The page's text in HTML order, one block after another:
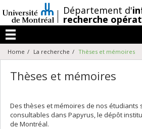
au
contenu
/Département d'
recherche
Menu
Home La recherche Thèses et mémoires
Thèses et mémoires
Des thèses et mémoires de nos étudiants
consultables dans Papyrus, le dépôt
de Montréal.